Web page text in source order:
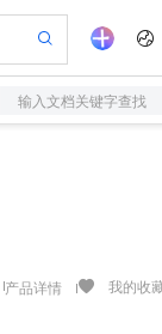
输入文档关键字查找
产品详情 我的收全托管，含MySQL、PostgreSQL、
V4-Pro
创作，一键激活电商全
计划